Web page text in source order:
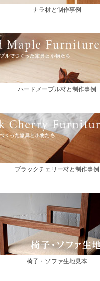
ナラ材と制作事例
ハードメープル材と制作事例
ブラックチェリー材と制作事例
椅子・ソファ生地見本